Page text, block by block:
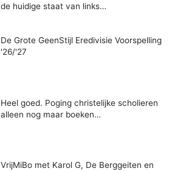
de huidige staat van links…
De Grote GeenStijl Eredivisie Voorspelling
'26/'27
Heel goed. Poging christelijke scholieren
alleen nog maar boeken…
VrijMiBo met Karol G, De Berggeiten en